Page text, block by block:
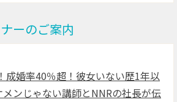
ーのご案内
成婚率40％超！彼女いない歴1年以
ンじゃない講師とNNRの社長が伝